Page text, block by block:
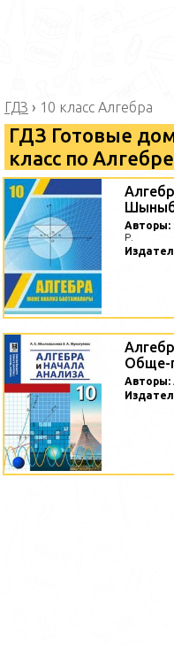
ГДЗ › 10 класс Алгебра
ГДЗ Готовые
класс по Алгебре
Авторы:
Р.
Обще-
Авторы: